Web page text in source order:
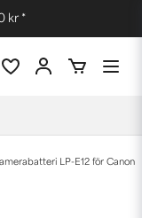
kr *
LP-E12 för Canon